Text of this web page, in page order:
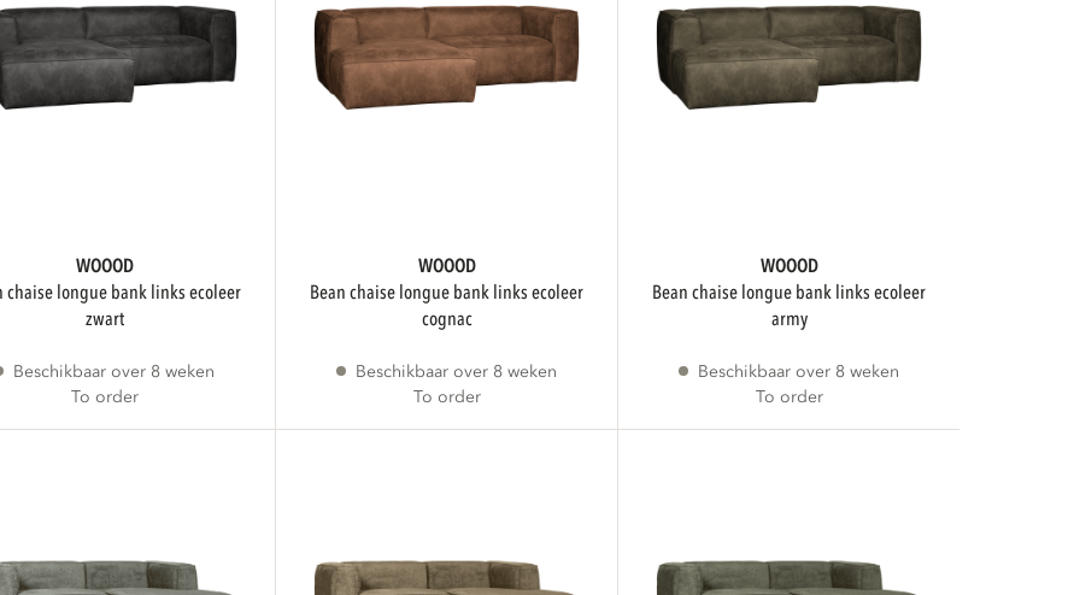
WOOOD
zwart
Beschikbaar over 8 weken
To order
WOOOD
bean chaise longue bank links ecoleer
cognac
Beschikbaar over 8 weken
To order
WOOOD
bean chaise longue bank links ecoleer
army
Beschikbaar over 8 weken
To order